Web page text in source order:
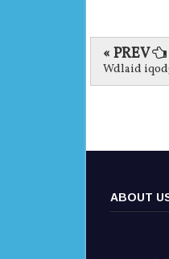
« PREV
Wdlaid
ABOUT